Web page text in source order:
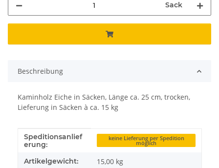
Sack
Beschreibung
Kaminholz Eiche in Säcken, Länge ca. 25 cm, trocken,
Lieferung in Säcken à ca. 15 kg
Produkteigenschaft
Wert
Speditionsanlief
erung:
keine Lieferung per Spedition
möglich
Artikelgewicht: 15,00 kg